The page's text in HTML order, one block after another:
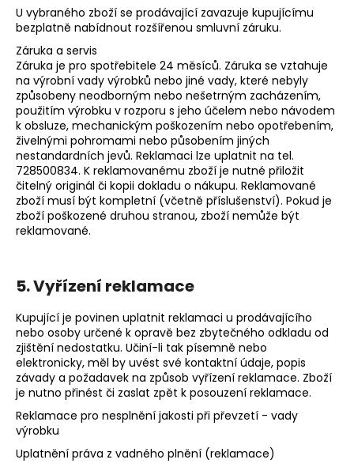
U vybraného zboží se prodávající zavazuje kupujícímu
bezplatně nabídnout rozšířenou smluvní záruku.
Záruka a servis
Záruka je pro spotřebitele 24 měsíců. Záruka se vztahuje
na výrobní vady výrobků nebo jiné vady, které nebyly
způsobeny neodborným nebo nešetrným zacházením,
použitím výrobku v rozporu s jeho účelem nebo návodem
k obsluze, mechanickým poškozením nebo opotřebením,
živelnými pohromami nebo působením jiných
nestandardních jevů. Reklamaci lze uplatnit na tel.
728500834. K reklamovanému zboží je nutné přiložit
čitelný originál či kopii dokladu o nákupu. Reklamované
zboží musí být kompletní (včetně příslušenství). Pokud je
zboží poškozené druhou stranou, zboží nemůže být
reklamované.
5. Vyřízení reklamace
Kupující je povinen uplatnit reklamaci u prodávajícího
nebo osoby určené k opravě bez zbytečného odkladu od
zjištění nedostatku. Učiní-li tak písemně nebo
elektronicky, měl by uvést své kontaktní údaje, popis
závady a požadavek na způsob vyřízení reklamace. Zboží
je nutno přinést či zaslat zpět k posouzení reklamace.
Reklamace pro nesplnění jakosti při převzetí - vady
výrobku
Uplatnění práva z vadného plnění (reklamace)